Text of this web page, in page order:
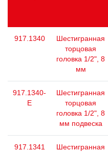
917.1340
Шестигранная
торцовая
головка 1/2", 8
мм
917.1340-
E
Шестигранная
торцовая
головка 1/2", 8
мм подвеска
917.1341
Шестигранная